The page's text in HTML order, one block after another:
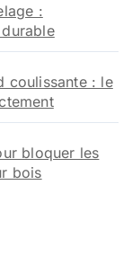
:
coulissante : le
bloquer les
bois